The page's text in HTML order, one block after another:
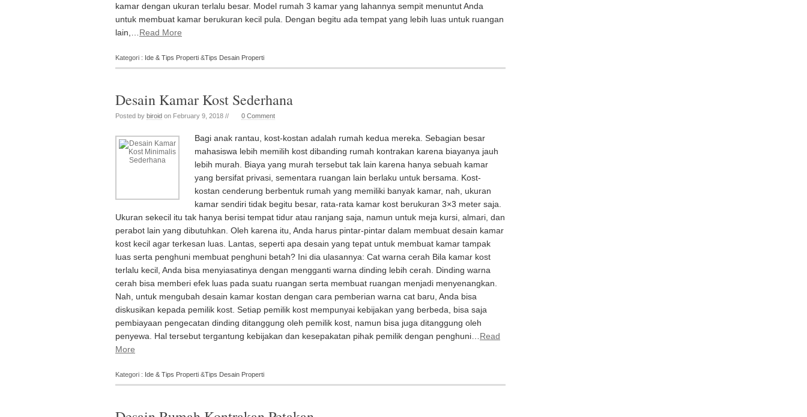
kamar dengan ukuran terlalu besar. Model rumah 3 kamar yang lahannya sempit menuntut Anda
untuk membuat kamar berukuran kecil pula. Dengan begitu ada tempat yang lebih luas untuk ruangan
lain,…Read More
Kategori : Ide & Tips Properti &Tips Desain Properti
Desain Kamar Kost Sederhana
Posted by biroid on February 9, 2018 // 0 Comment
Bagi anak rantau, kost-kostan adalah rumah kedua mereka. Sebagian besar
mahasiswa lebih memilih kost dibanding rumah kontrakan karena biayanya jauh
lebih murah. Biaya yang murah tersebut tak lain karena hanya sebuah kamar
yang bersifat privasi, sementara ruangan lain berlaku untuk bersama. Kost-
kostan cenderung berbentuk rumah yang memiliki banyak kamar, nah, ukuran
kamar sendiri tidak begitu besar, rata-rata kamar kost berukuran 3×3 meter saja.
Ukuran sekecil itu tak hanya berisi tempat tidur atau ranjang saja, namun untuk meja kursi, almari, dan
perabot lain yang dibutuhkan. Oleh karena itu, Anda harus pintar-pintar dalam membuat desain kamar
kost kecil agar terkesan luas. Lantas, seperti apa desain yang tepat untuk membuat kamar tampak
luas serta penghuni membuat penghuni betah? Ini dia ulasannya: Cat warna cerah Bila kamar kost
terlalu kecil, Anda bisa menyiasatinya dengan mengganti warna dinding lebih cerah. Dinding warna
cerah bisa memberi efek luas pada suatu ruangan serta membuat ruangan menjadi menyenangkan.
Nah, untuk mengubah desain kamar kostan dengan cara pemberian warna cat baru, Anda bisa
diskusikan kepada pemilik kost. Setiap pemilik kost mempunyai kebijakan yang berbeda, bisa saja
pembiayaan pengecatan dinding ditanggung oleh pemilik kost, namun bisa juga ditanggung oleh
penyewa. Hal tersebut tergantung kebijakan dan kesepakatan pihak pemilik dengan penghuni…Read
More
Kategori : Ide & Tips Properti &Tips Desain Properti